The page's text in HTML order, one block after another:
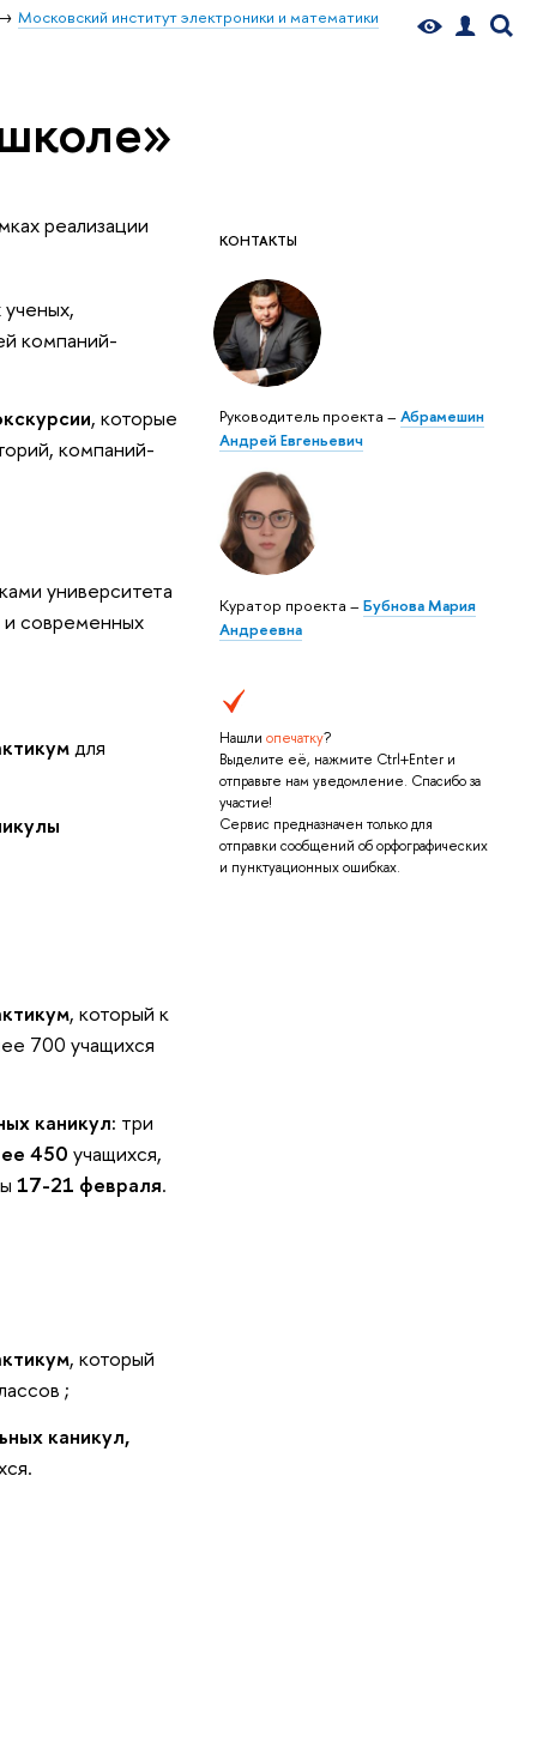
Московский институт электроники и математики
КОНТАКТЫ
Руководитель проекта – Абрамешин
Андрей Евгеньевич
Куратор проекта – Бубнова Мария
Андреевна
Нашли опечатку?
Выделите её, нажмите Ctrl+Enter и
отправьте нам уведомление. Спасибо за
участие!
Сервис предназначен только для
отправки сообщений об орфографических
и пунктуационных ошибках.
реализации
компаний-
, которые
компаний-
университета
и современных
для
, который к
700 учащихся
каникул: три
450 учащихся,
17-21 февраля.
, который
;
каникул,